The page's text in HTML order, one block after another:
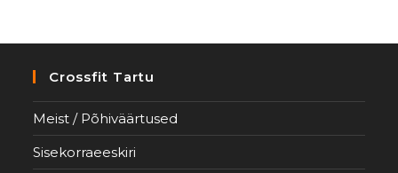
Crossfit Tartu
Meist / Põhiväärtused
Sisekorraeeskiri